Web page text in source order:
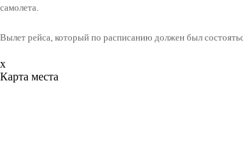
самолета.
Вылет рейса, который по расписанию должен был
x
Карта места